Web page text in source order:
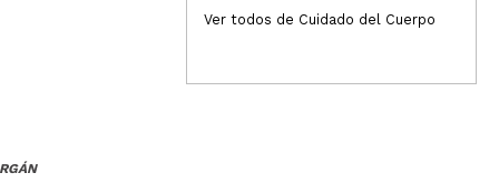
Ver todos de Cuidado del Cuerpo